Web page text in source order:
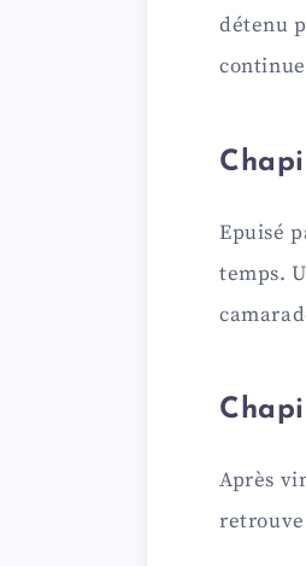
détenu
Epuisé
temps.
Après
retrouve